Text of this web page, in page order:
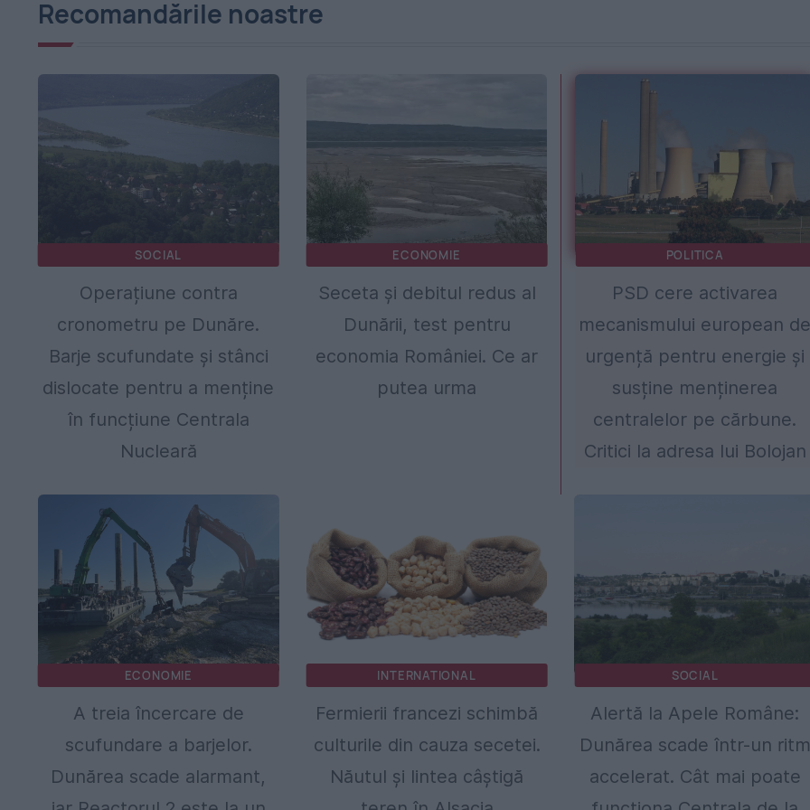
Recomandările noastre
SOCIAL
Operațiune contra
cronometru pe Dunăre.
Barje scufundate și stânci
dislocate pentru a menține
în funcțiune Centrala
Nucleară
ECONOMIE
Seceta și debitul redus al
Dunării, test pentru
economia României. Ce ar
putea urma
POLITICA
PSD cere activarea
mecanismului european
urgență pentru energie și
susține menținerea
centralelor pe cărbune.
Critici la adresa lui Bolojan
ECONOMIE
A treia încercare de
scufundare a barjelor.
Dunărea scade alarmant,
INTERNATIONAL
Fermierii francezi schimbă
culturile din cauza secetei.
Năutul și lintea câștigă
SOCIAL
Alertă la Apele Române:
Dunărea scade într-un ritm
accelerat. Cât mai poate